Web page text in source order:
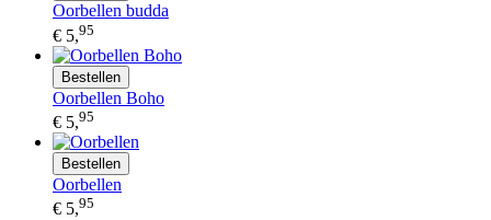
Oorbellen budda
€ 5,95
Bestellen
Oorbellen Boho
€ 5,95
Bestellen
Oorbellen
€ 5,95